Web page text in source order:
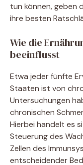
tun können, geben
ihre besten
Wie die
beeinflusst
Etwa jeder fünfte
Staaten ist von
Untersuchungen
chronischen
Hierbei handelt es
Steuerung des
Zellen des
entscheidender